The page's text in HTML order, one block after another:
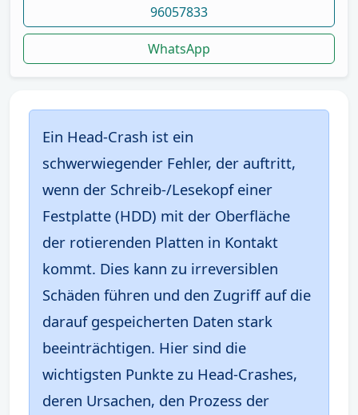
96057833
WhatsApp
Ein Head-Crash ist ein
schwerwiegender Fehler, der auftritt,
wenn der Schreib-/Lesekopf einer
Festplatte (HDD) mit der Oberfläche
der rotierenden Platten in Kontakt
kommt. Dies kann zu irreversiblen
Schäden führen und den Zugriff auf die
darauf gespeicherten Daten stark
beeinträchtigen. Hier sind die
wichtigsten Punkte zu Head-Crashes,
deren Ursachen, den Prozess der